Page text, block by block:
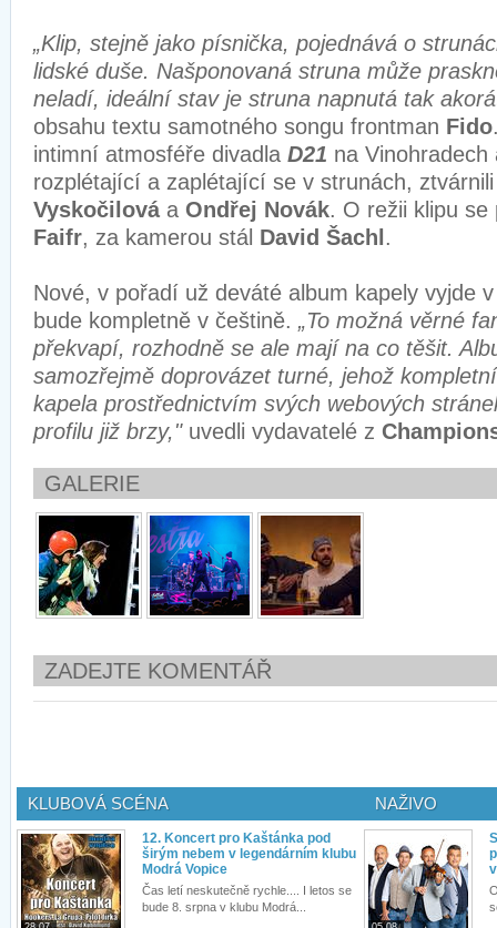
„Klip, stejně jako písnička, pojednává o
lidské duše. Našponovaná struna může
neladí, ideální stav je struna napnutá tak
obsahu textu samotného songu frontman Fido
intimní atmosféře divadla D21 na
rozplétající a zaplétající se v strunách,
Vyskočilová a Ondřej Novák. O režii klipu
Faifr, za kamerou stál David Šachl .
Nové, v pořadí už deváté album kapely vyjde
bude kompletně v češtině. „To možná věrné
překvapí, rozhodně se ale mají na co těšit.
samozřejmě doprovázet turné, jehož
kapela prostřednictvím svých webových
profilu již brzy,"uvedli vydavatelé z
GALERIE
ZADEJTE KOMENTÁŘ
KLUBOVÁ SCÉNA
12. Koncert pro Kaštánka pod
širým nebem v legendárním klubu
Modrá Vopice
Čas letí neskutečně rychle.... I letos se
bude 8. srpna v klubu Modrá...
NAŽIVO